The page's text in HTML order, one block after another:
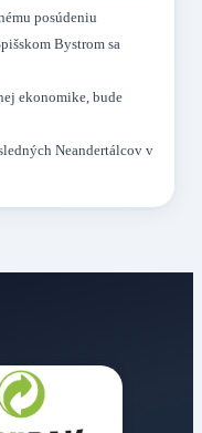
posúdeniu
Bystrom sa
ekonomike, bude
Neandertálcov v